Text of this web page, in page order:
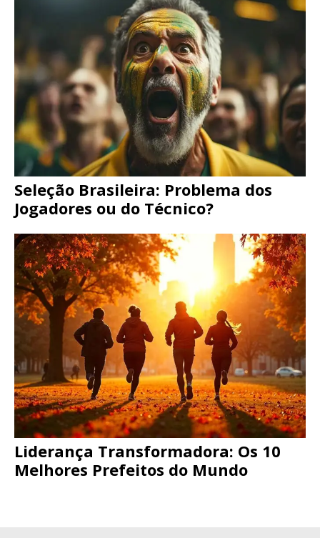
Seleção Brasileira: Problema dos
Jogadores ou do Técnico?
Liderança Transformadora: Os 10
Melhores Prefeitos do Mundo